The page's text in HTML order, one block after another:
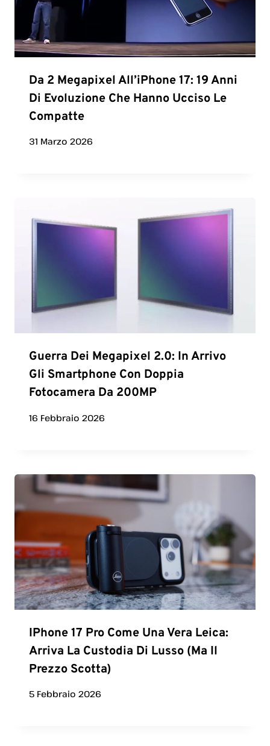
Da 2 Megapixel All’iPhone 17: 19 Anni
Di Evoluzione Che Hanno Ucciso Le
Compatte
31 Marzo 2026
Guerra Dei Megapixel 2.0: In Arrivo
Gli Smartphone Con Doppia
Fotocamera Da 200MP
16 Febbraio 2026
IPhone 17 Pro Come Una Vera Leica:
Arriva La Custodia Di Lusso (ma Il
Prezzo Scotta)
5 Febbraio 2026